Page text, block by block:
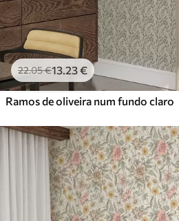
22.05€13.23€
Ramos de oliveira num fundo claro